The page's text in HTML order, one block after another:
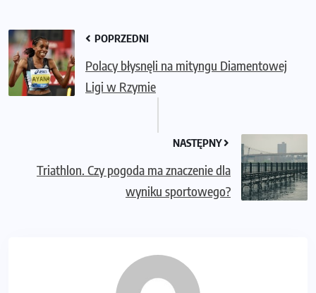
POPRZEDNI
Polacy błysnęli na mityngu Diamentowej
Ligi w Rzymie
NASTĘPNY
Triathlon. Czy pogoda ma znaczenie dla
wyniku sportowego?